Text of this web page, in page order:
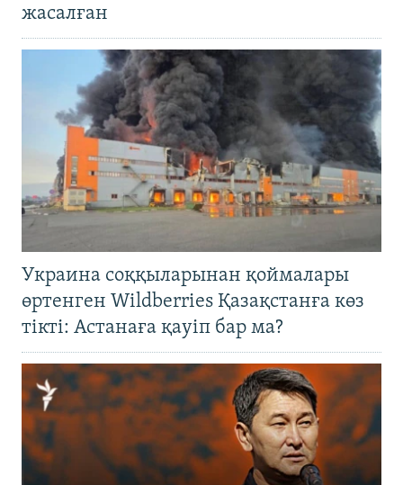
жасалған
Украина соққыларынан қоймалары
өртенген Wildberries Қазақстанға көз
тікті: Астанаға қауіп бар ма?